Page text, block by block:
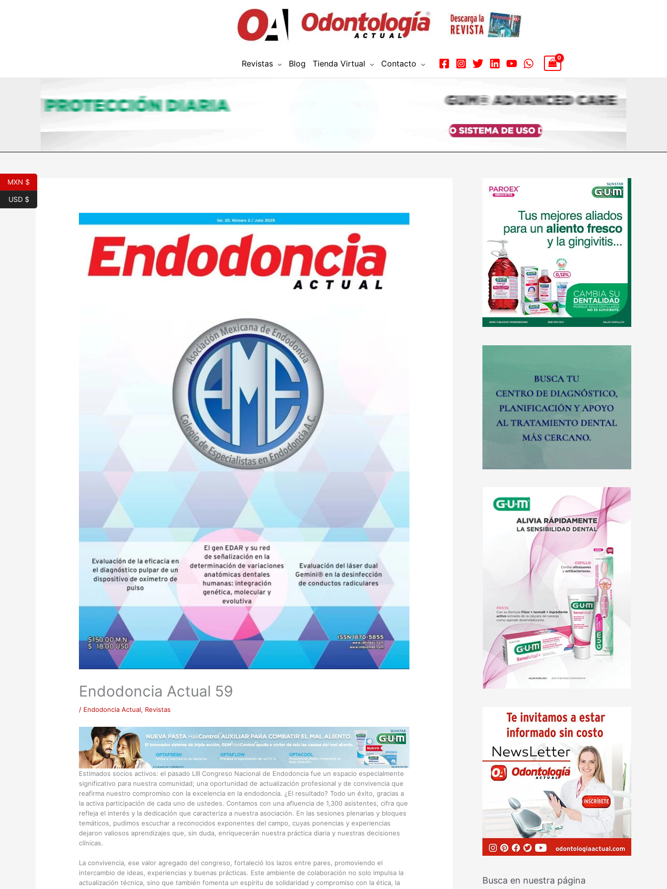
Revistas Blog Tienda Virtual Contacto
Endodoncia Actual 59
/ Endodoncia Actual, Revistas
Estimados socios activos: el pasado LIII Congreso Nacional de Endodoncia fue un espacio especialmente
significativo para nuestra comunidad; una oportunidad de actualización profesional y de convivencia que
reafirma nuestro compromiso con la excelencia en la endodoncia. ¿El resultado? Todo un éxito, gracias a
la activa participación de cada uno de ustedes. Contamos con una afluencia de 1,300 asistentes, cifra que
refleja el interés y la dedicación que caracteriza a nuestra asociación. En las sesiones plenarias y bloques
temáticos, pudimos escuchar a reconocidos exponentes del campo, cuyas ponencias y experiencias
dejaron valiosos aprendizajes que, sin duda, enriquecerán nuestra práctica diaria y nuestras decisiones
clínicas.
La convivencia, ese valor agregado del congreso, fortaleció los lazos entre pares, promoviendo el
intercambio de ideas, experiencias y buenas prácticas. Este ambiente de colaboración no solo impulsa la
actualización técnica, sino que también fomenta un espíritu de solidaridad y compromiso con la ética, la
Busca en nuestra página
MXN $
USD $